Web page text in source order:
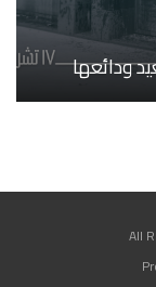
ودائعها